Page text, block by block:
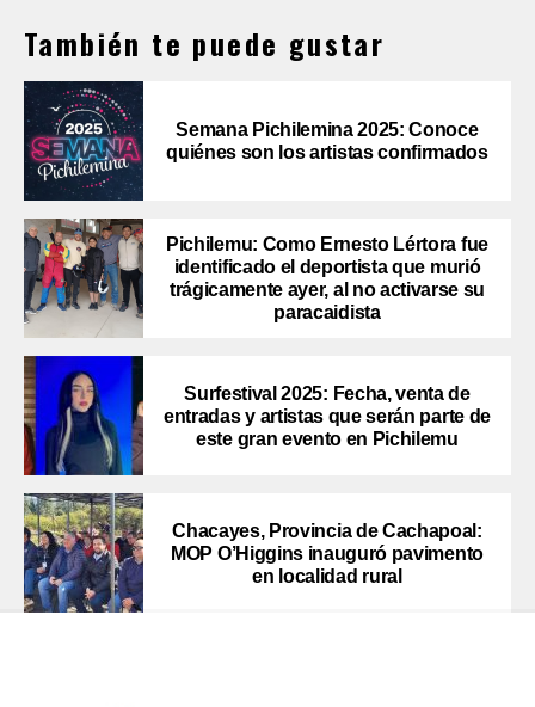
También te puede gustar
Semana Pichilemina 2025: Conoce
quiénes son los artistas confirmados
Pichilemu: Como Ernesto Lértora fue
identificado el deportista que murió
trágicamente ayer, al no activarse su
paracaidista
Surfestival 2025: Fecha, venta de
entradas y artistas que serán parte de
este gran evento en Pichilemu
Chacayes, Provincia de Cachapoal:
MOP O’Higgins inauguró pavimento
en localidad rural